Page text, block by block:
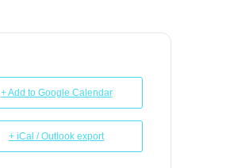
+ Add to Google Calendar
+ iCal / Outlook export